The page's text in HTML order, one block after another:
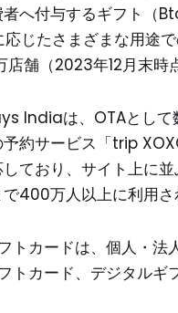
へ付与するギフト（
じたさまざまな用途
舗（2023年12月末時
Indiaは、OTAとして
約サービス「trip
ており、サイト上に
400万人以上に利用さ
カードは、個人・法
カード、デジタルギ